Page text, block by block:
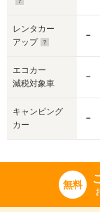
レンタカー
アップ
－
エコカー
減税対象車
－
キャンピング
カー
－
無料